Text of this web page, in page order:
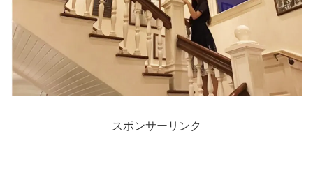
スポンサーリンク